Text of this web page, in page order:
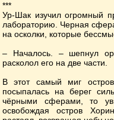
***
Ур-Шак изучил огромный
лабораторию. Черная
на осколки, которые
– Началось. – шепнул
расколол его на две части.
В этот самый миг
посыпалась на берег
чёрными сферами, то
освобождая остров